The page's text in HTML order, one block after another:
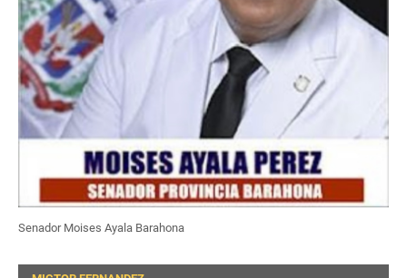
Senador Moises Ayala Barahona